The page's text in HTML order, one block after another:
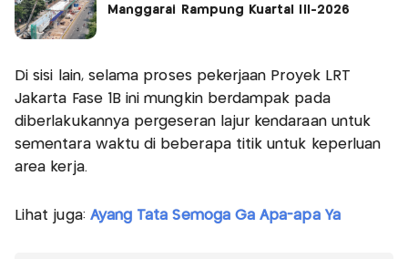
Manggarai Rampung Kuartal III-2026
Di sisi lain, selama proses pekerjaan Proyek LRT
Jakarta Fase 1B ini mungkin berdampak pada
diberlakukannya pergeseran lajur kendaraan untuk
sementara waktu di beberapa titik untuk keperluan
area kerja.
Lihat juga: Ayang Tata Semoga Ga Apa-apa Ya